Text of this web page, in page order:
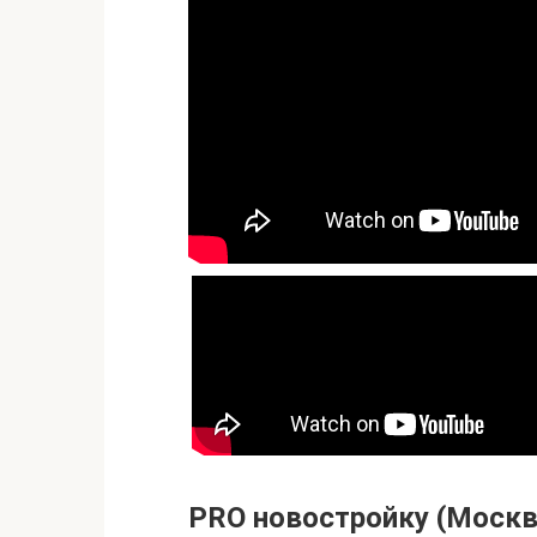
PRO новостройку